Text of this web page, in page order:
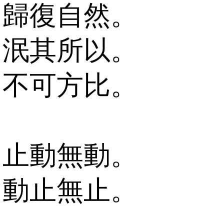
歸復自然。
泯其所以。
不可方比。
止動無動。
動止無止。